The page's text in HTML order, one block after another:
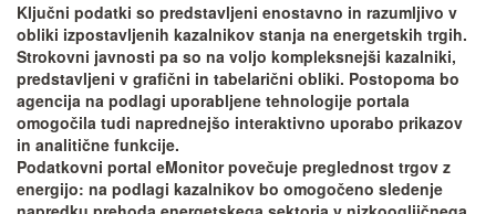
Ključni podatki so predstavljeni enostavno in razumljivo v
obliki izpostavljenih kazalnikov stanja na energetskih trgih.
Strokovni javnosti pa so na voljo kompleksnejši kazalniki,
predstavljeni v grafični in tabelarični obliki. Postopoma bo
agencija na podlagi uporabljene tehnologije portala
omogočila tudi naprednejšo interaktivno uporabo prikazov
in analitične funkcije.
Podatkovni portal eMonitorpovečuje preglednost trgov z
energijo: na podlagi kazalnikov bo omogočeno sledenje